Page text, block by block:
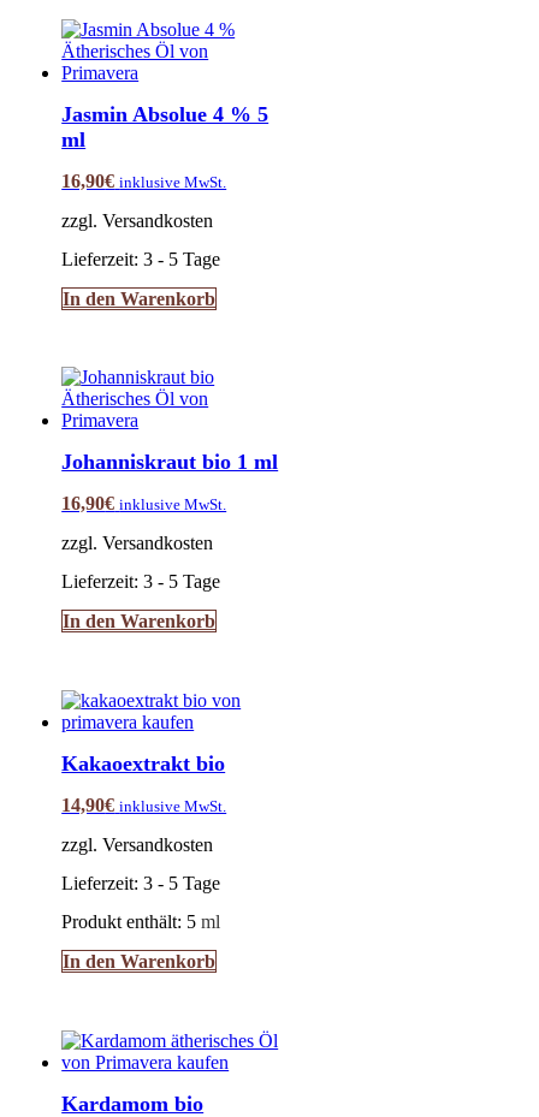
Jasmin Absolue 4 % 5
ml
16,90€ inklusive MwSt.
zzgl. Versandkosten
Lieferzeit:3 - 5 Tage
In den Warenkorb
Johanniskraut bio 1 ml
16,90€ inklusive MwSt.
zzgl. Versandkosten
Lieferzeit:3 - 5 Tage
In den Warenkorb
Kakaoextrakt bio
14,90€ inklusive MwSt.
zzgl. Versandkosten
Lieferzeit:3 - 5 Tage
Produkt enthält: 5ml
In den Warenkorb
Kardamom bio